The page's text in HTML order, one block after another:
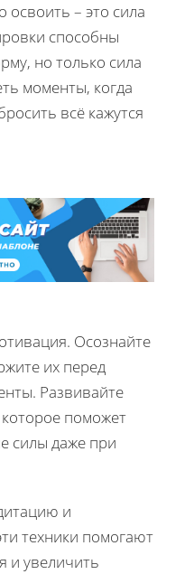
– это сила
способны
но только сила
моменты, когда
всё кажутся
Осознайте
их перед
Развивайте
поможет
силы даже при
и
техники помогают
и увеличить